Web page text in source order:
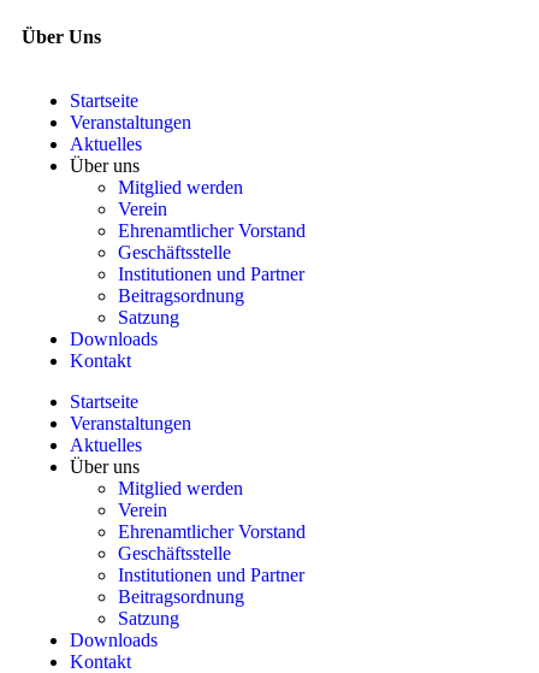
Über Uns
Startseite
Veranstaltungen
Aktuelles
Über uns
Mitglied werden
Verein
Ehrenamtlicher Vorstand
Geschäftsstelle
Institutionen und Partner
Beitragsordnung
Satzung
Downloads
Kontakt
Startseite
Veranstaltungen
Aktuelles
Über uns
Mitglied werden
Verein
Ehrenamtlicher Vorstand
Geschäftsstelle
Institutionen und Partner
Beitragsordnung
Satzung
Downloads
Kontakt